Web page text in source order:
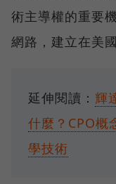
術主導權的重要
網路，建立在美
延伸閱讀： 輝
什麼？CPO概
學技術